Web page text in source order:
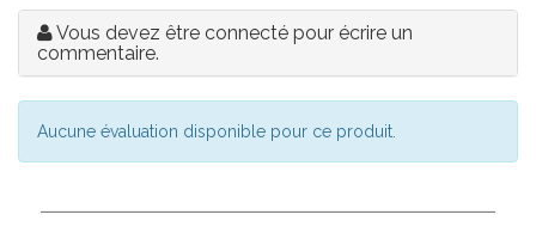
Vous devez être connecté pour écrire un
commentaire.
Aucune évaluation disponible pour ce produit.